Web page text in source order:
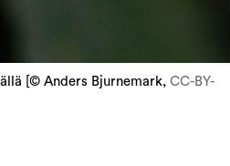
[© Anders Bjurnemark, CC-BY-